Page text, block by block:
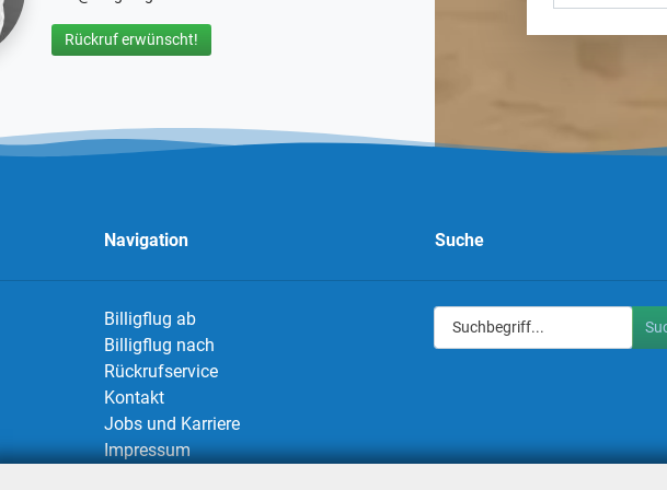
Rückruf erwünscht!
Navigation
Billigflug ab
Billigflug nach
Rückrufservice
Kontakt
Jobs und Karriere
Impressum
Suche